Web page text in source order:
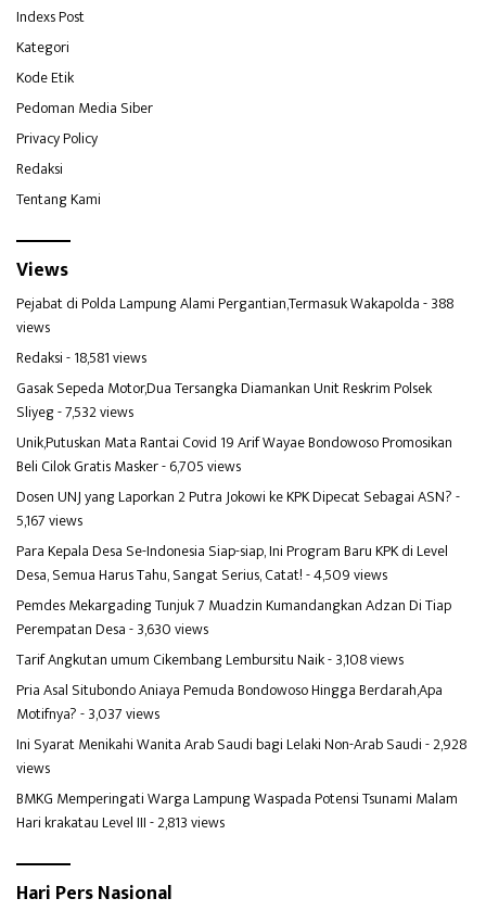
Indexs Post
Kategori
Kode Etik
Pedoman Media Siber
Privacy Policy
Redaksi
Tentang Kami
Views
Pejabat di Polda Lampung Alami Pergantian,Termasuk Wakapolda- 388
views
Redaksi- 18,581 views
Gasak Sepeda Motor,Dua Tersangka Diamankan Unit Reskrim Polsek
Sliyeg- 7,532 views
Unik,Putuskan Mata Rantai Covid 19 Arif Wayae Bondowoso Promosikan
Beli Cilok Gratis Masker- 6,705 views
Dosen UNJ yang Laporkan 2 Putra Jokowi ke KPK Dipecat Sebagai ASN?-
5,167 views
Para Kepala Desa Se-Indonesia Siap-siap, Ini Program Baru KPK di Level
Desa, Semua Harus Tahu, Sangat Serius, Catat!- 4,509 views
Pemdes Mekargading Tunjuk 7 Muadzin Kumandangkan Adzan Di Tiap
Perempatan Desa- 3,630 views
Tarif Angkutan umum Cikembang Lembursitu Naik- 3,108 views
Pria Asal Situbondo Aniaya Pemuda Bondowoso Hingga Berdarah,Apa
Motifnya?- 3,037 views
Ini Syarat Menikahi Wanita Arab Saudi bagi Lelaki Non-Arab Saudi- 2,928
views
BMKG Memperingati Warga Lampung Waspada Potensi Tsunami Malam
Hari krakatau Level III- 2,813 views
Hari Pers Nasional